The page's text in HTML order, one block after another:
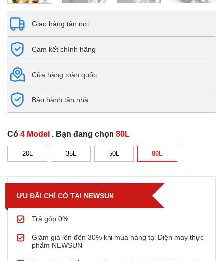
Giao hàng tận nơi
Cam kết chính hãng
Cửa hàng toàn quốc
Bảo hành tận nhà
Có 4 Model . Bạn đang chọn 80L
20L 35L 50L 80L
ƯU ĐÃI CHỈ CÓ TẠI NEWSUN
Trả góp 0%
Giảm giá lên đến 30% khi mua hàng tại Điện máy thực
phẩm NEWSUN